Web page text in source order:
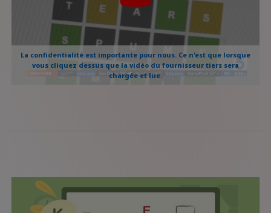
La confidentialité est importante pour nous. Ce n'est que lorsque
vous cliquez dessus que la vidéo du fournisseur tiers sera
chargée et lue.